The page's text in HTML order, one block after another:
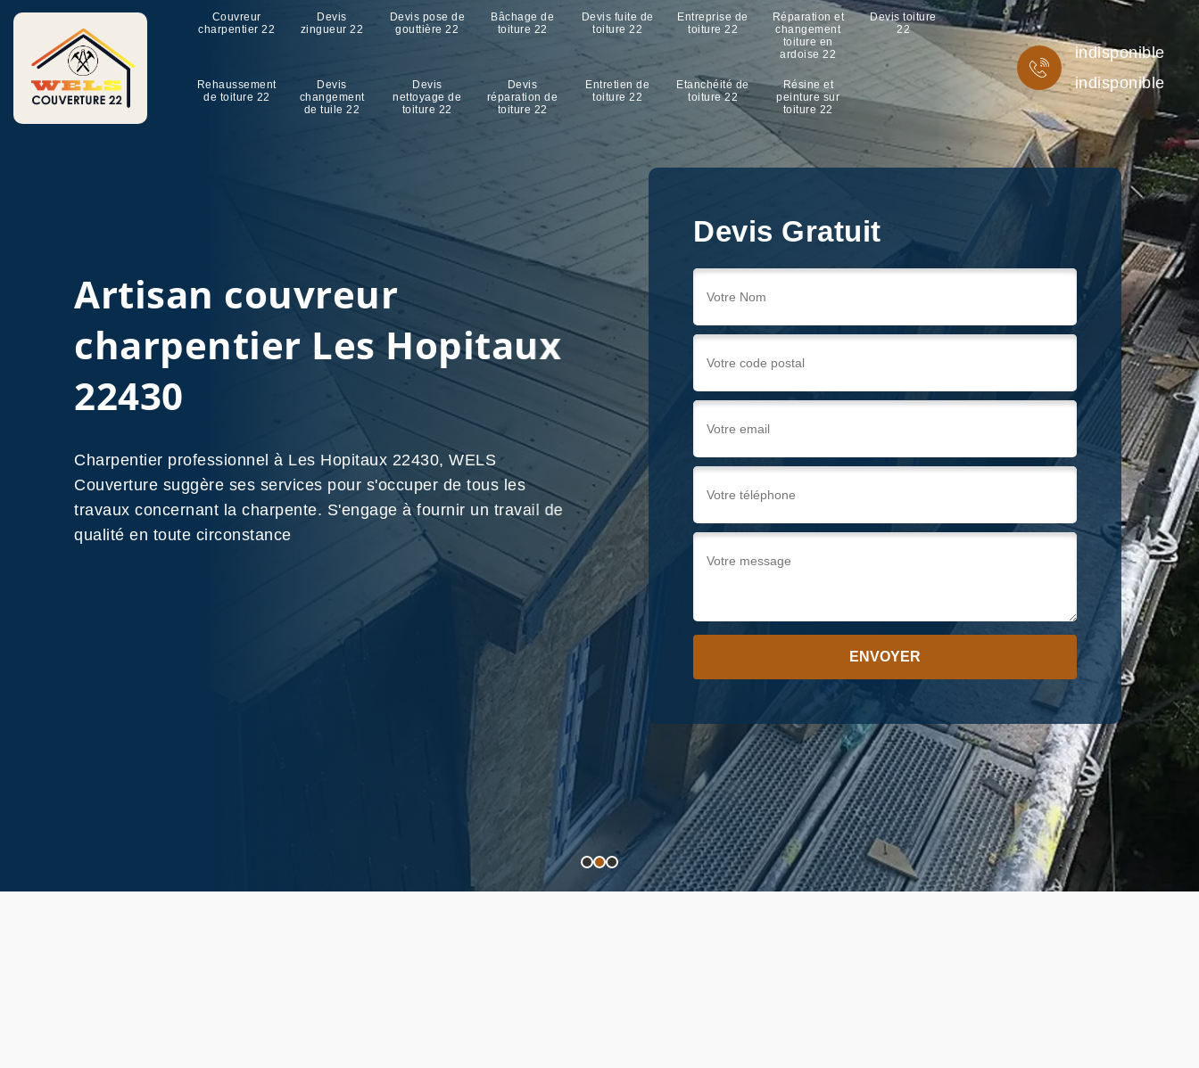
Couvreur
charpentier 22
Devis
zingueur 22
Devis pose de
gouttière 22
Bâchage de
toiture 22
Devis fuite de
toiture 22
Entreprise de
toiture 22
Réparation et
changement
toiture en
ardoise 22
Devis toiture
22
Rehaussement
de toiture 22
Devis
changement
de tuile 22
Devis
nettoyage de
toiture 22
Devis
réparation de
toiture 22
Entretien de
toiture 22
Etanchéité de
toiture 22
Résine et
peinture sur
toiture 22
indisponible
indisponible
Devis Gratuit
Artisan couvreur
charpentier Les Hopitaux
22430
Charpentier professionnel à Les Hopitaux 22430, WELS
Couverture suggère ses services pour s'occuper de tous les
travaux concernant la charpente. S'engage à fournir un travail de
qualité en toute circonstance
Contactez-Nous !
Devis Gratuit
Devis Gratuit